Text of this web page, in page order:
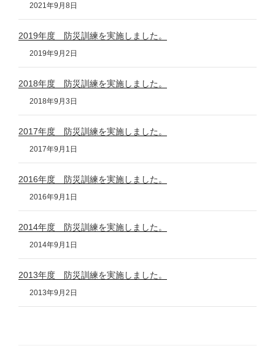
2021年9月8日
2019年度 防災訓練を実施しました。
2019年9月2日
2018年度 防災訓練を実施しました。
2018年9月3日
2017年度 防災訓練を実施しました。
2017年9月1日
2016年度 防災訓練を実施しました。
2016年9月1日
2014年度 防災訓練を実施しました。
2014年9月1日
2013年度 防災訓練を実施しました。
2013年9月2日